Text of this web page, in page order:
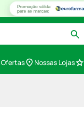
Nossas Lojas